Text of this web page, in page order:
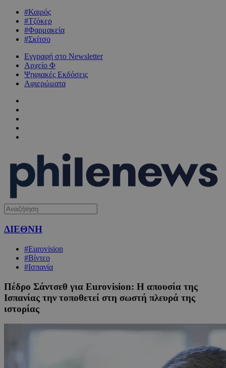
#Καιρός
#Τζόκερ
#Φαρμακεία
#Σκίτσο
Εγγραφή στο Newsletter
Αρχείο Φ
Ψηφιακές Εκδόσεις
Αφιερώματα
ΔΙΕΘΝΗ
#Eurovision
#Βίντεο
#Ισπανία
Πέδρο Σάντσεθ για Eurovision: Η απουσία της
Ισπανίας την τοποθετεί στη σωστή πλευρά της
ιστορίας